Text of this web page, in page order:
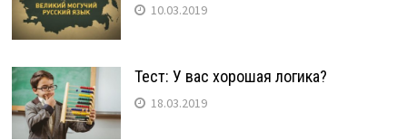
10.03.2019
Тест: У вас хорошая логика?
18.03.2019